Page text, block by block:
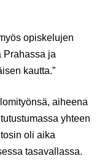
opiskelujen
Prahassa ja
kautta.”
aiheena
yhteen
oli aika
tasavallassa.